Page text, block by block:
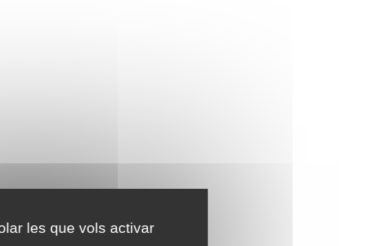
les que vols activar